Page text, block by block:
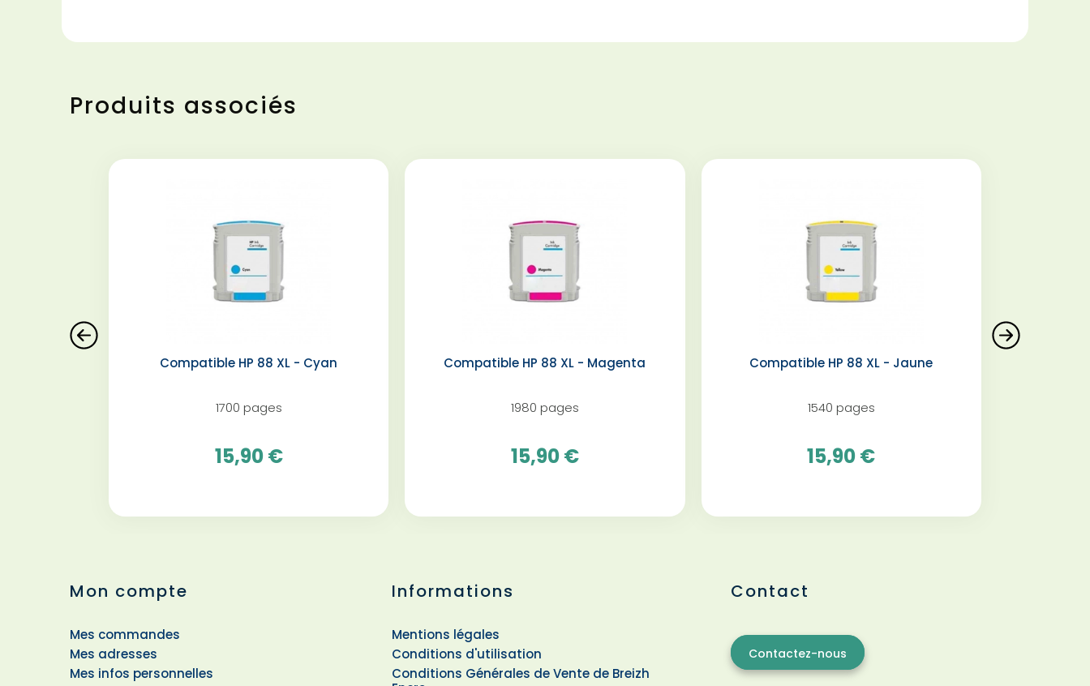
Produits associés
Compatible HP 88 XL - Cyan️
1700 pages
15,90 €
Compatible HP 88 XL - Magenta️
1980 pages
15,90 €
Compatible HP 88 XL - Jaune️
1540 pages
15,90 €
Mon compte
Mes commandes
Mes adresses
Mes infos personnelles
Informations
Mentions légales
Conditions d'utilisation
Conditions Générales de Vente de Breizh
Contact
Contactez-nous